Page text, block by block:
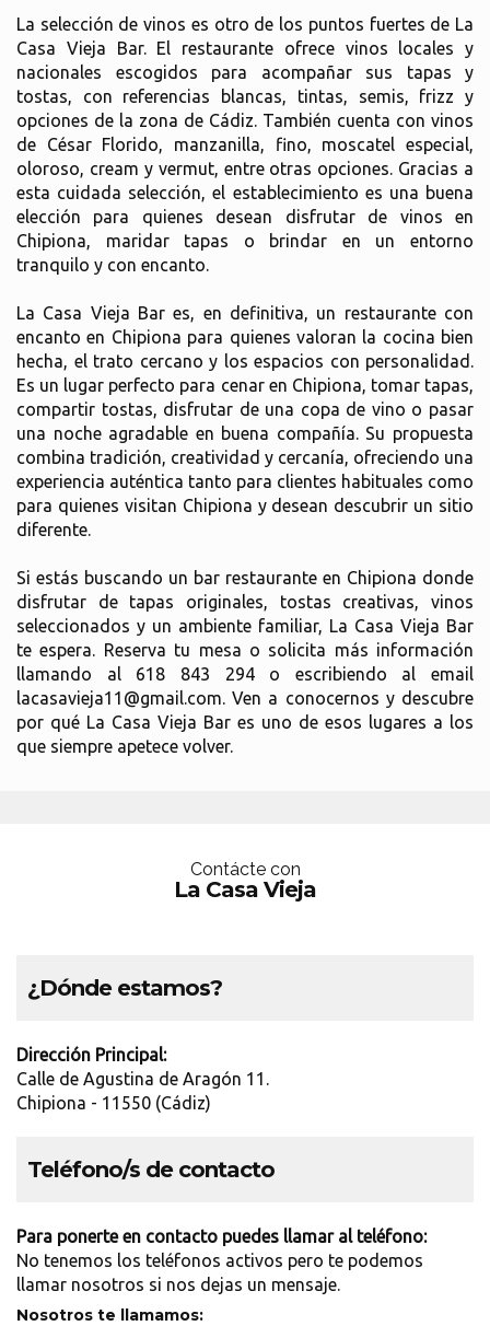
La selección de vinos es otro de los puntos fuertes de La
Casa Vieja Bar. El restaurante ofrece vinos locales y
nacionales escogidos para acompañar sus tapas y
tostas, con referencias blancas, tintas, semis, frizz y
opciones de la zona de Cádiz. También cuenta con vinos
de César Florido, manzanilla, fino, moscatel especial,
oloroso, cream y vermut, entre otras opciones. Gracias a
esta cuidada selección, el establecimiento es una buena
elección para quienes desean disfrutar de vinos en
Chipiona, maridar tapas o brindar en un entorno
tranquilo y con encanto.
La Casa Vieja Bar es, en definitiva, un restaurante con
encanto en Chipiona para quienes valoran la cocina bien
hecha, el trato cercano y los espacios con personalidad.
Es un lugar perfecto para cenar en Chipiona, tomar tapas,
compartir tostas, disfrutar de una copa de vino o pasar
una noche agradable en buena compañía. Su propuesta
combina tradición, creatividad y cercanía, ofreciendo una
experiencia auténtica tanto para clientes habituales como
para quienes visitan Chipiona y desean descubrir un sitio
diferente.
Si estás buscando un bar restaurante en Chipiona donde
disfrutar de tapas originales, tostas creativas, vinos
seleccionados y un ambiente familiar, La Casa Vieja Bar
te espera. Reserva tu mesa o solicita más información
llamando al 618 843 294 o escribiendo al email
lacasavieja11@gmail.com. Ven a conocernos y descubre
por qué La Casa Vieja Bar es uno de esos lugares a los
que siempre apetece volver.
Contácte con
La Casa Vieja
¿Dónde estamos?
Dirección Principal:
Calle de Agustina de Aragón 11.
Chipiona - 11550 (Cádiz)
Teléfono/s de contacto
Para ponerte en contacto puedes llamar al teléfono:
No tenemos los teléfonos activos pero te podemos
llamar nosotros si nos dejas un mensaje.
Nosotros te llamamos: